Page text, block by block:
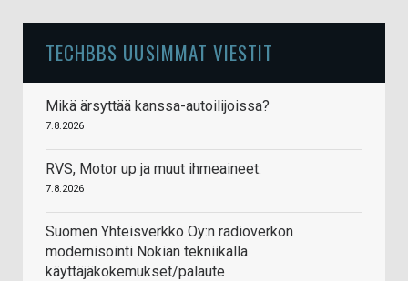
TECHBBS UUSIMMAT VIESTIT
Mikä ärsyttää kanssa-autoilijoissa?
7.8.2026
RVS, Motor up ja muut ihmeaineet.
7.8.2026
Suomen Yhteisverkko Oy:n radioverkon
modernisointi Nokian tekniikalla
käyttäjäkokemukset/palaute